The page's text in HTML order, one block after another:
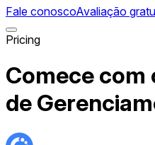
Fale conoscoAvaliação
Pricing
Comece com
de